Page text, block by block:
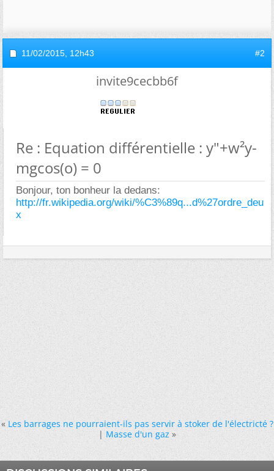
11/02/2015, 12h43 #2
invite9cecbb6f
Re : Equation différentielle : y"+w²y-
mgcos(o) = 0
Bonjour, ton bonheur la dedans:
http://fr.wikipedia.org/wiki/%C3%89q...d%27ordre_deu
x
« Les barrages ne pourraient-ils pas servir à stoker de l'électricté ?
|Masse d'un gaz »